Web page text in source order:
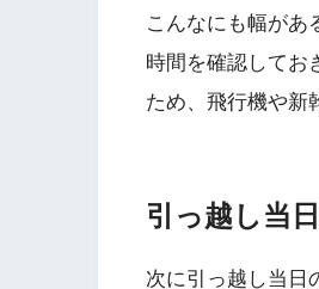
こんなにも幅があ
時間を確認してお
ため、飛行機や新
引っ越し当
次に引っ越し当日